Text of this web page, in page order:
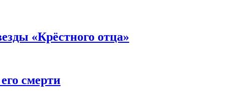
«Крёстного отца»
смерти